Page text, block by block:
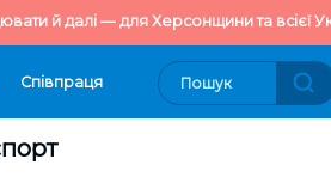
й далі — для Херсонщини та всієї
Cпівпраця